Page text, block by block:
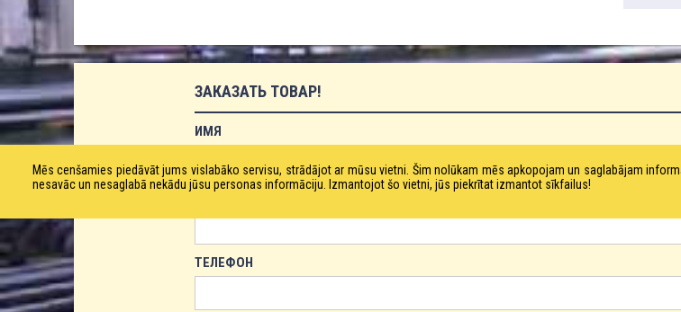
ЗАКАЗАТЬ ТОВАР!
ИМЯ
ЕМАЙЛ
ТЕЛЕФОН
Mēs cenšamies piedāvāt jums vislabāko servisu, strādājot ar mūsu vietni. Šim nolūkam mēs apkopojam un saglabājam
nesavāc un nesaglabā nekādu jūsu personas informāciju. Izmantojot šo vietni, jūs piekrītat izmantot sīkfailus!